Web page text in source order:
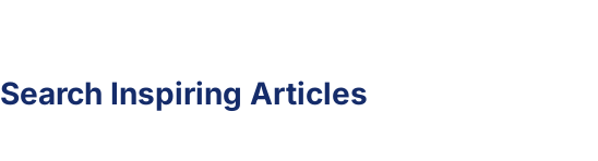
Search Inspiring Articles